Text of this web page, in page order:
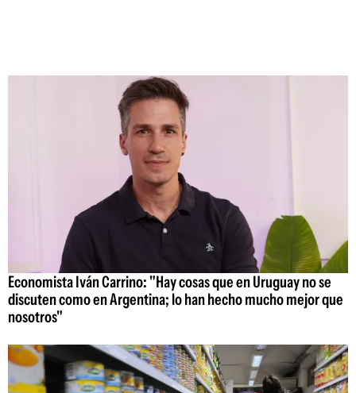
Economista Iván Carrino: "Hay cosas que en Uruguay no se
discuten como en Argentina; lo han hecho mucho mejor que
nosotros"